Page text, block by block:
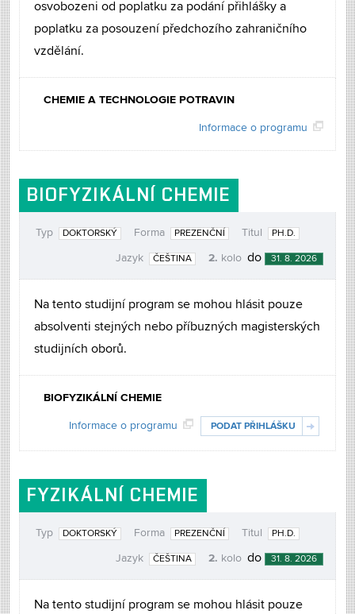
osvobozeni od poplatku za podání přihlášky a
poplatku za posouzení předchozího zahraničního
vzdělání.
CHEMIE A TECHNOLOGIE POTRAVIN
Informace o programu
BIOFYZIKÁLNÍ CHEMIE
Typ DOKTORSKÝ Forma PREZENČNÍ Titul PH.D.
Jazyk ČEŠTINA 2. kolo do 31. 8. 2026
Na tento studijní program se mohou hlásit pouze
absolventi stejných nebo příbuzných magisterských
studijních oborů.
BIOFYZIKÁLNÍ CHEMIE
Informace o programu PODAT PŘIHLÁŠKU
FYZIKÁLNÍ CHEMIE
Typ DOKTORSKÝ Forma PREZENČNÍ Titul PH.D.
Jazyk ČEŠTINA 2. kolo do 31. 8. 2026
Na tento studijní program se mohou hlásit pouze